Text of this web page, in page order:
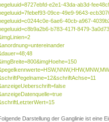
e2e1-43da-ab3d-
09ce-49e9-9643-
6ae6-40cb-a967-
b783-417f-8479-
Darstellung der Ganglinie ist eine